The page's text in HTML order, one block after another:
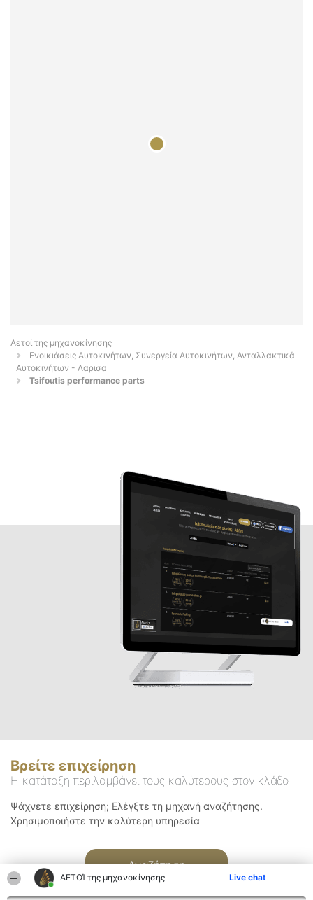
ΑΕΤΟΊ της μηχανοκίνησης Live chat
Αετοί της μηχανοκίνησης
Ενοικιάσεις Αυτοκινήτων, Συνεργεία Αυτοκινήτων, Ανταλλακτικά
Αυτοκινήτων - Λαρισα
Tsifoutis performance parts
Βρείτε επιχείρηση
Η κατάταξη περιλαμβάνει τους καλύτερους στον κλάδο
Ψάχνετε επιχείρηση; Ελέγξτε τη μηχανή αναζήτησης.
Χρησιμοποιήστε την καλύτερη υπηρεσία
Αναζήτηση